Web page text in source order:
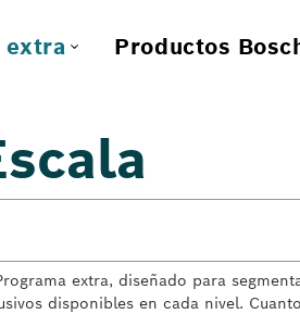
extra Productos
extra, diseñado para
disponibles en cada nivel.